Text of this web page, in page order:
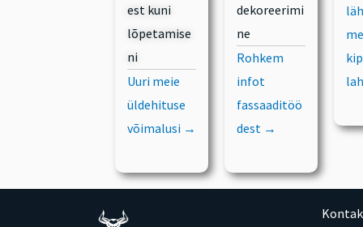
est kuni
lõpetamise
ni
Uuri meie
üldehituse
võimalusi →
dekoreerimi
ne
Rohkem
infot
fassaaditöö
dest →